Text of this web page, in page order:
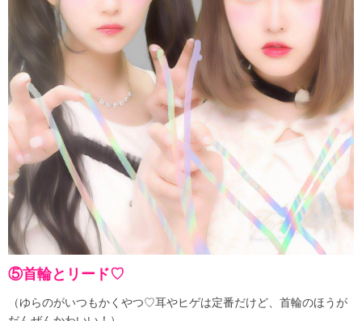
⑤首輪とリード♡
（ゆらのがいつもかくやつ♡耳やヒゲは定番だけど、首輪のほうが